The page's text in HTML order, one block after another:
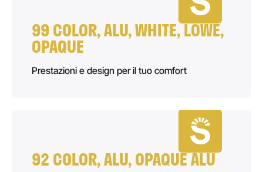
99 COLOR, ALU, WHITE, LOWE,
OPAQUE
Prestazioni e design per il tuo comfort
92 COLOR, ALU, OPAQUE ALU